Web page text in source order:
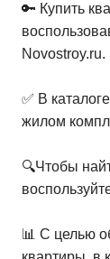
🔑 Купить
Novostroy.ru.
✅ В
жилом
🔍Чтобы
📊 С целью